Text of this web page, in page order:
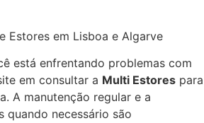
está enfrentando problemas com
em consultar a Multi Estores para
A manutenção regular e a
quando necessário são